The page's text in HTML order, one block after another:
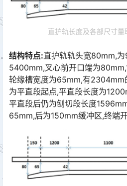
直护轨长度及各部尺寸
结构特点:直护轨轨头宽80mm,
5400mm,叉心前开口端为
轮缘槽宽度为65mm,有2304mm
为平直段起点,平直段长度为
平直段后仍为刨切段长度
65mm,后为150mm缓冲区,终端